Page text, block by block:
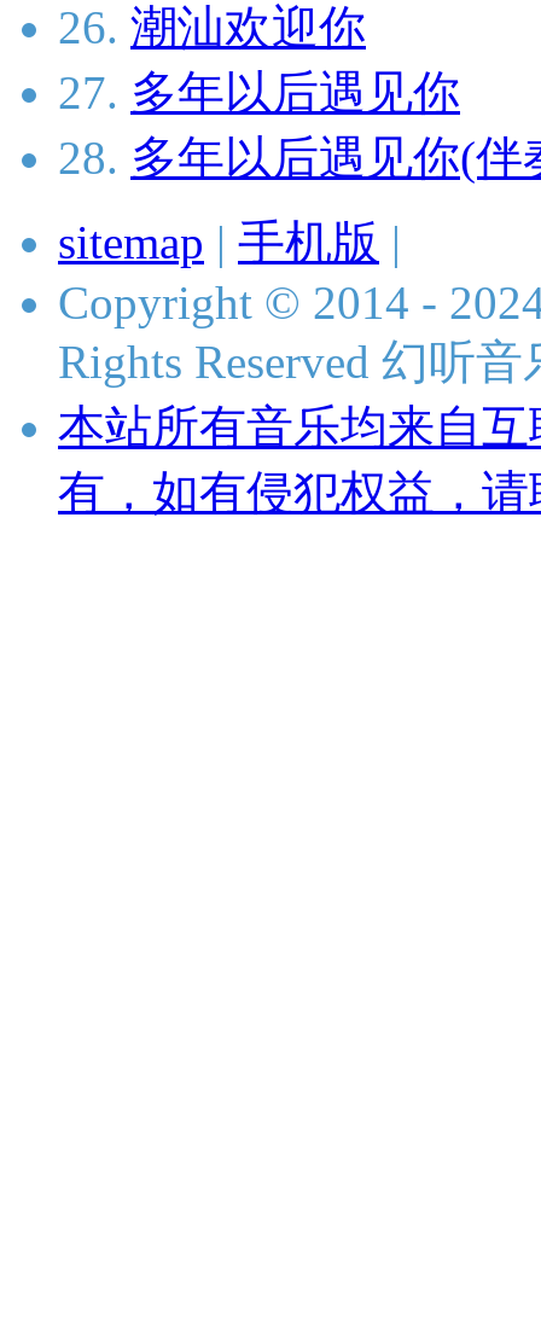
26. 潮汕欢迎你
27. 多年以后遇见你
28. 多年以后遇见你(伴
sitemap | 手机版 |
Copyright © 2014 -
Rights Reserved 幻听
本站所有音乐均来自
有，如有侵犯权益，